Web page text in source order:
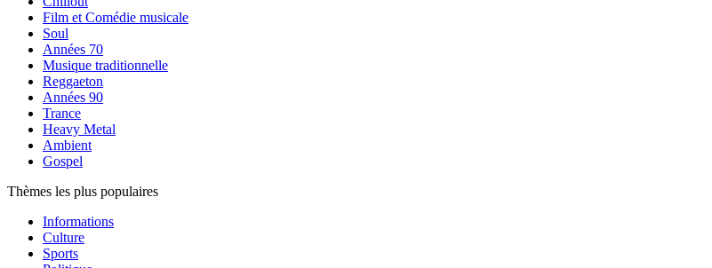
Film et Comédie musicale
Soul
Années 70
Musique traditionnelle
Reggaeton
Années 90
Trance
Heavy Metal
Ambient
Gospel
Thèmes les plus populaires
Informations
Culture
Sports